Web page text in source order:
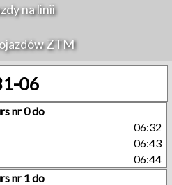
na linii
ZTM
06
nr 0 do
06:32
06:43
06:44
nr 1 do